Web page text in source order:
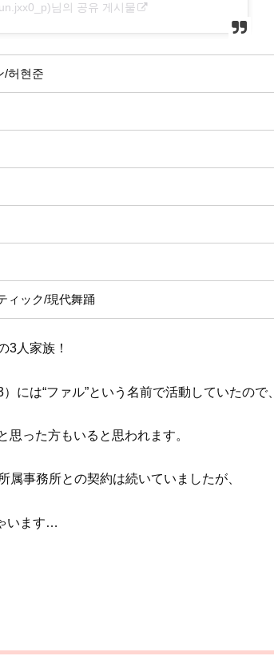
님의 공유 게시물
/허현준
ィック/現代舞踊
3人家族！
には“ファル”という名前で活動していたので、
った方もいると思われます。
事務所との契約は続いていましたが、
います…